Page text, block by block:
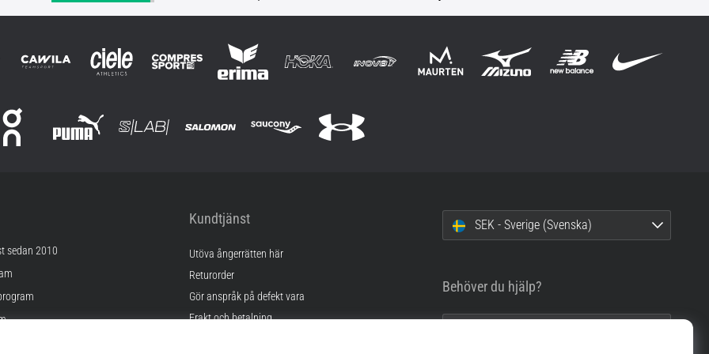
sedan 2010
Kundtjänst
Utöva ångerrätten här
Returorder
Gör anspråk på defekt vara
Frakt och betalning
SEK - Sverige (Svenska)
Behöver du hjälp?